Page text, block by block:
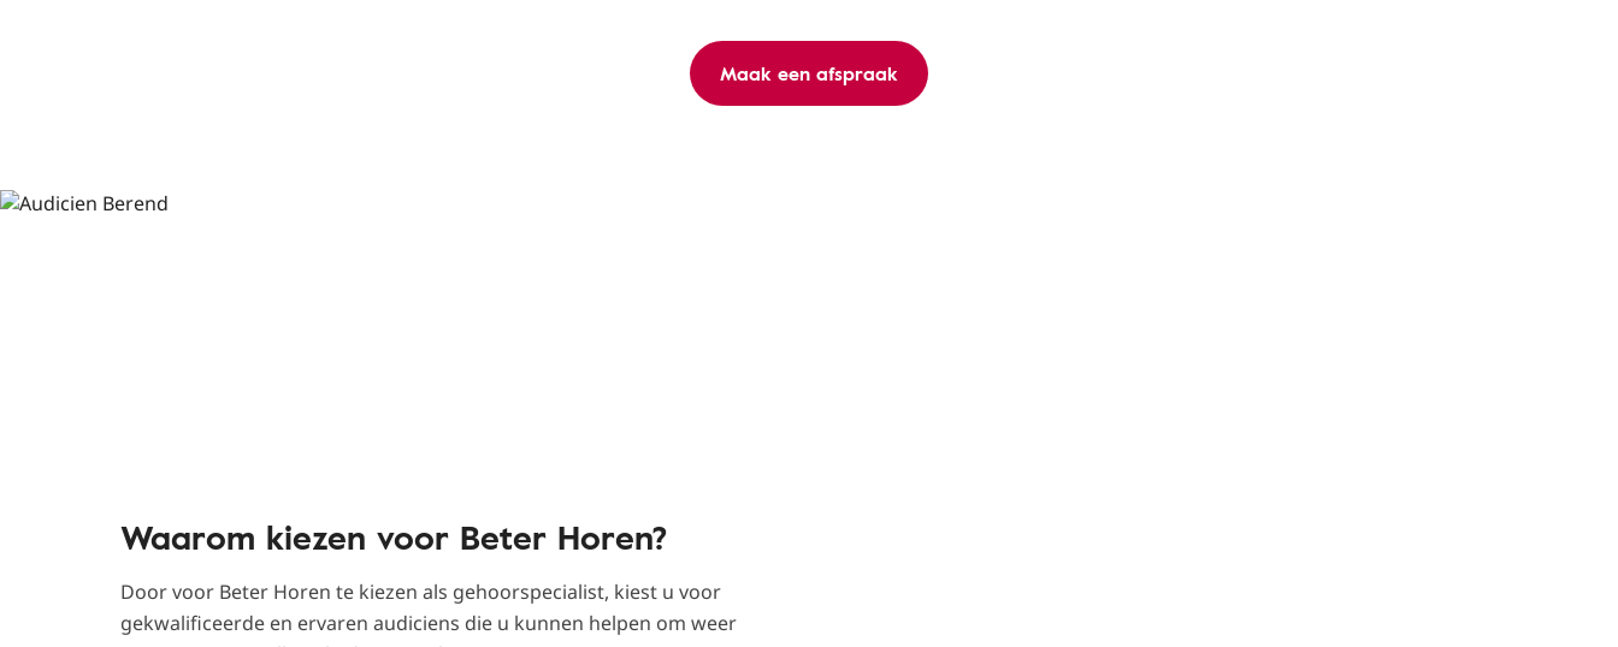
Maak een afspraak
Waarom kiezen voor Beter Horen?
Door voor Beter Horen te kiezen als gehoorspecialist, kiest u voor
gekwalificeerde en ervaren audiciens die u kunnen helpen om weer